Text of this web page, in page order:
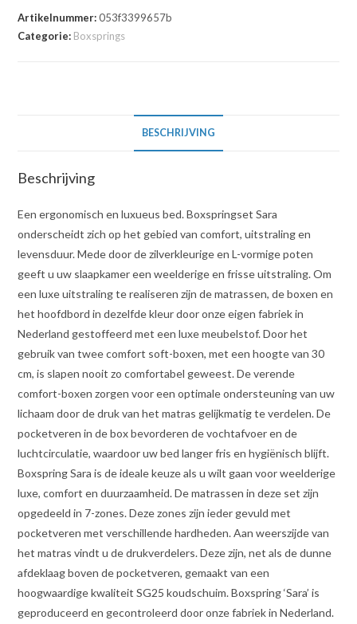
Artikelnummer:053f3399657b
Categorie: Boxsprings
BESCHRIJVING
Beschrijving
Een ergonomisch en luxueus bed. Boxspringset Sara
onderscheidt zich op het gebied van comfort, uitstraling en
levensduur. Mede door de zilverkleurige en L-vormige poten
geeft u uw slaapkamer een weelderige en frisse uitstraling. Om
een luxe uitstraling te realiseren zijn de matrassen, de boxen en
het hoofdbord in dezelfde kleur door onze eigen fabriek in
Nederland gestoffeerd met een luxe meubelstof. Door het
gebruik van twee comfort soft-boxen, met een hoogte van 30
cm, is slapen nooit zo comfortabel geweest. De verende
comfort-boxen zorgen voor een optimale ondersteuning van uw
lichaam door de druk van het matras gelijkmatig te verdelen. De
pocketveren in de box bevorderen de vochtafvoer en de
luchtcirculatie, waardoor uw bed langer fris en hygiënisch blijft.
Boxspring Sara is de ideale keuze als u wilt gaan voor weelderige
luxe, comfort en duurzaamheid. De matrassen in deze set zijn
opgedeeld in 7-zones. Deze zones zijn ieder gevuld met
pocketveren met verschillende hardheden. Aan weerszijde van
het matras vindt u de drukverdelers. Deze zijn, net als de dunne
afdeklaag boven de pocketveren, gemaakt van een
hoogwaardige kwaliteit SG25 koudschuim. Boxspring ‘Sara’ is
geproduceerd en gecontroleerd door onze fabriek in Nederland.